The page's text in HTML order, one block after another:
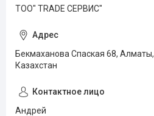
ТОО" TRADE СЕРВИС"
Бекмаханова Спаская 68, Алматы,
Казахстан
Андрей